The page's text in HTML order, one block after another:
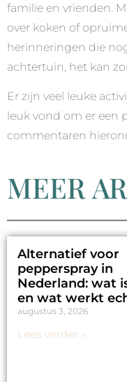
familie en vrienden.
over koken of
herinneringen die
achtertuin, het kan
Er zijn veel leuke
leuk vond om er een
commentaren
MEER
Alternatief voor
pepperspray in
Nederland: wat
en wat werkt
augustus 3, 2026
Lees verder »